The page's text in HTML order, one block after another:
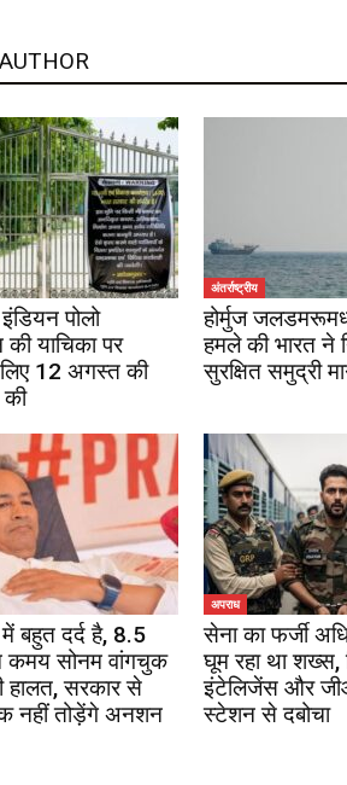
पोलो
याचिका पर
12 अगस्त की
अंतर्राष्ट्रीय
होर्मुज
हमले की भारत ने
सुरक्षित समुद्री
में बहुत दर्द है, 8.5
कमय सोनम वांगचुक
हालत, सरकार से
नहीं तोड़ेंगे अनशन
अपराध
सेना का फर्जी
घूम रहा था शख्स,
इंटेलिजेंस और
स्टेशन से दबोचा